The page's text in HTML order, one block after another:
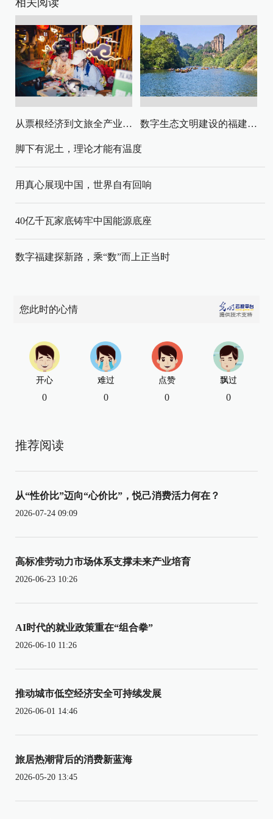
相关阅读
从票根经济到文旅全产业链升级 数字生态文明建设的福建路径与启示
脚下有泥土，理论才能有温度
用真心展现中国，世界自有回响
40亿千瓦家底铸牢中国能源底座
数字福建探新路，乘“数”而上正当时
您此时的心情
开心
0
难过
0
点赞
0
飘过
0
推荐阅读
从“性价比”迈向“心价比”，悦己消费活力何在？
2026-07-24 09:09
高标准劳动力市场体系支撑未来产业培育
2026-06-23 10:26
AI时代的就业政策重在“组合拳”
2026-06-10 11:26
推动城市低空经济安全可持续发展
2026-06-01 14:46
旅居热潮背后的消费新蓝海
2026-05-20 13:45